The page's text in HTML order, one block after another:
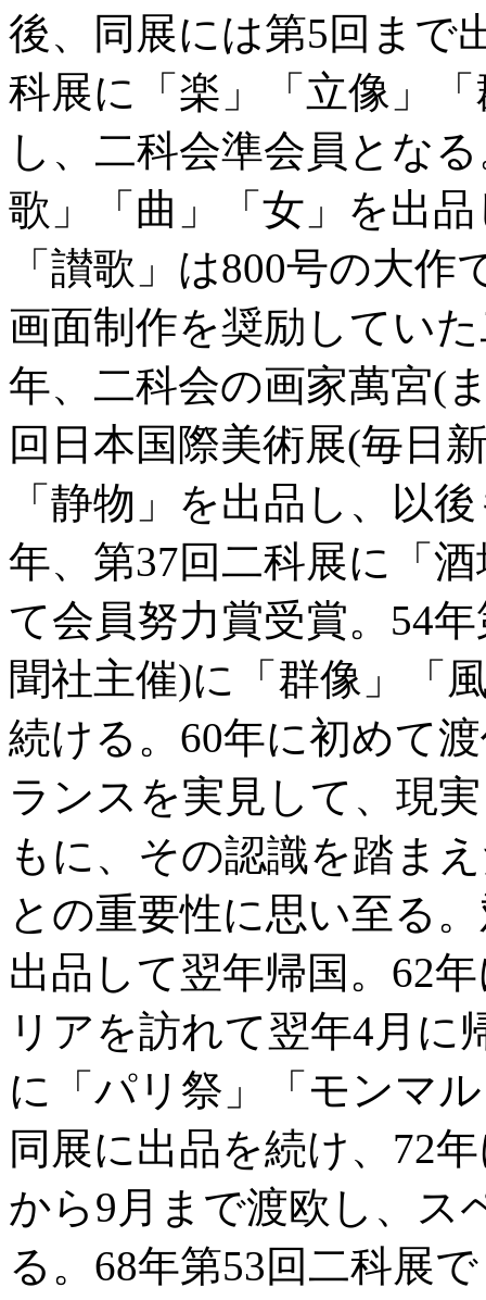
後、同展には第5回まで
科展に「楽」「立像」
し、二科会準会員とな
歌」「曲」「女」を出
「讃歌」は800号の大
画面制作を奨励してい
年、二科会の画家萬宮(
回日本国際美術展(毎日
「静物」を出品し、以
年、第37回二科展に「
て会員努力賞受賞。54
聞社主催)に「群像」「
続ける。60年に初めて
ランスを実見して、現
もに、その認識を踏ま
との重要性に思い至る
出品して翌年帰国。62
リアを訪れて翌年4月に
に「パリ祭」「モンマ
同展に出品を続け、72
から9月まで渡欧し、ス
る。68年第53回二科展